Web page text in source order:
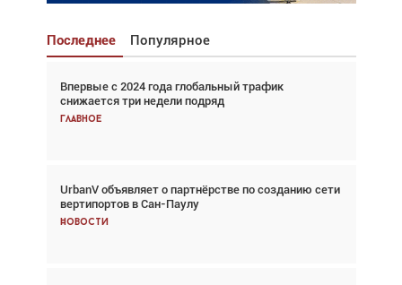
Последнее Популярное
Впервые с 2024 года глобальный трафик
снижается три недели подряд
Главное
UrbanV объявляет о партнёрстве по созданию сети
вертипортов в Сан-Паулу
Новости
Взгляд с высоты: тандем вертолётов и БПЛА в
спасательных операциях
Главное
Авиационный фотограф Дэйв Кох: «Фотография
говорит сама за себя... а ИИ всё портит»
Новости